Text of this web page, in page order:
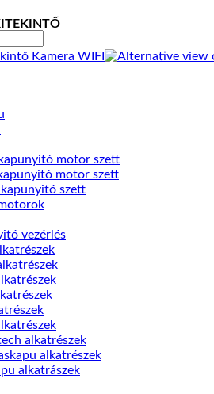
motor szett
motor szett
kapunyitó szett
vezérlés
alkatrészek
alkatrészek
alkatrászek